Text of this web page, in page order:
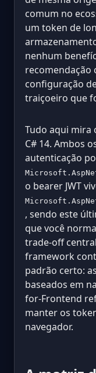
comum no
um token de
nenhum
recomendação
configuração
traiçoeiro que
Tudo aqui mira
C# 14. Ambos
autenticação
o bearer JWT
, sendo este
que você
trade-off
framework
padrão certo:
baseados em
for-Frontend
manter os
navegador.